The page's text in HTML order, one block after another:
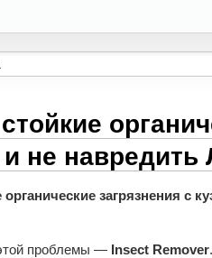
и не
загрязнения с
проблемы — Insect Remover